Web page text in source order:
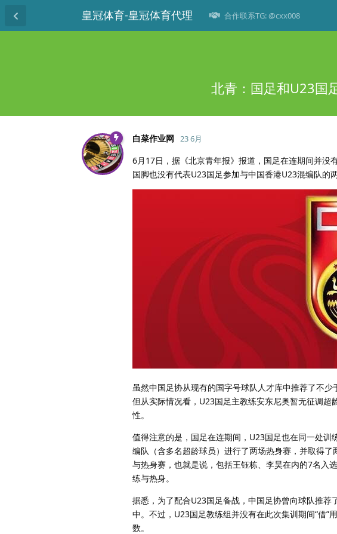
皇冠体育-皇冠体育代理 合作联系TG: @cxx008
北青：国足和U23国
白菜作业网 23 6月
6月17日，据《北京青年报》报道，国足在连期间并
国脚也没有代表U23国足参加与中国香港U23混编队的两
虽然中国足协从现有的国字号球队人才库中推荐了不
但从实际情况看，U23国足主教练安东尼奥暂无征调
性。
值得注意的是，国足在连期间，U23国足也在同一处
编队（含多名超龄球员）进行了两场热身赛，并取得
与热身赛，也就是说，包括王钰栋、李昊在内的7名入
练与热身。
据悉，为了配合U23国足备战，中国足协曾向球队推
中。不过，U23国足教练组并没有在此次集训期间“借
数。